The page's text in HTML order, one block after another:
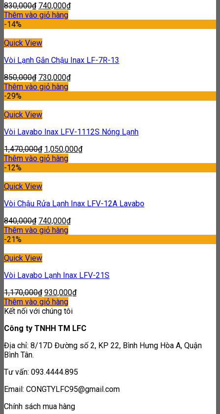
830,000₫ 740,000₫
Thêm vào giỏ hàng
-14%
Quick View
Vòi Lạnh Gắn Chậu Inax LF-7R-13
850,000₫ 730,000₫
Thêm vào giỏ hàng
-29%
Quick View
Vòi Lavabo Inax LFV-1112S Nóng Lạnh
1,470,000₫ 1,050,000₫
Thêm vào giỏ hàng
-12%
Quick View
Vòi Chậu Rửa Lạnh Inax LFV-12A Lavabo
840,000₫ 740,000₫
Thêm vào giỏ hàng
-21%
Quick View
Vòi Lavabo Lạnh Inax LFV-21S
1,170,000₫ 930,000₫
Thêm vào giỏ hàng
Kết nối với chúng tôi
Công ty TNHH TM LFC
Địa chỉ: 8/17D Đường số 2, KP 22, Bình Hưng Hòa A, Quận
Bình Tân.
Tư vấn: 093.4444.895
Email: CONGTYLFC95@gmail.com
Chính sách mua hàng